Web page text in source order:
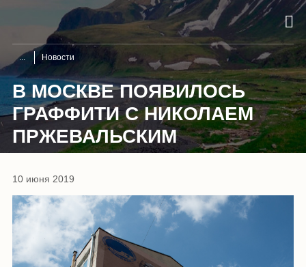
Новости
В МОСКВЕ ПОЯВИЛОСЬ
ГРАФФИТИ С НИКОЛАЕМ
ПРЖЕВАЛЬСКИМ
10 июня 2019